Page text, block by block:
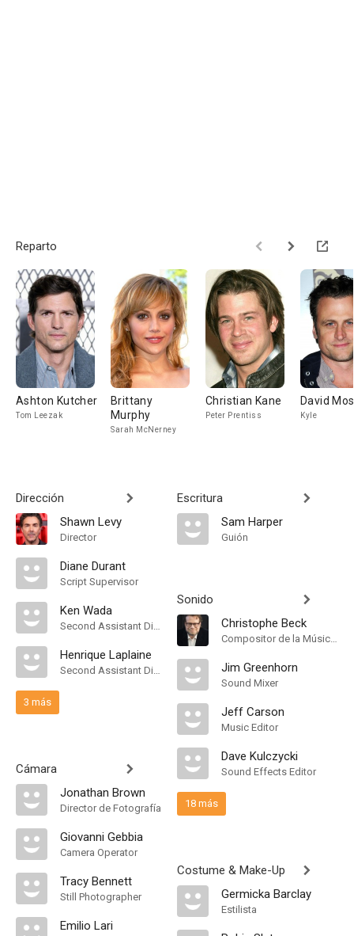
Reparto
Ashton Kutcher
Tom Leezak
Brittany
Murphy
Sarah McNerney
Christian Kane
Peter Prentiss
David
Kyle
Dirección
Shawn Levy
Director
Diane Durant
Script Supervisor
Ken Wada
Second Assistant Director
Henrique Laplaine
Second Assistant Director
3 más
Cámara
Jonathan Brown
Director de Fotografía
Giovanni Gebbia
Camera Operator
Tracy Bennett
Still Photographer
Emilio Lari
Escritura
Sam Harper
Guión
Sonido
Christophe Beck
Compositor de la Música Original
Jim Greenhorn
Sound Mixer
Jeff Carson
Music Editor
Dave Kulczycki
Sound Effects Editor
18 más
Costume & Make-Up
Germicka Barclay
Estilista